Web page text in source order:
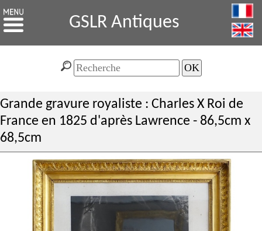
GSLR Antiques
Grande gravure royaliste : Charles X Roi de
France en 1825 d'après Lawrence - 86,5cm x
68,5cm